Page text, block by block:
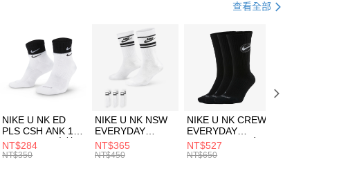
３．安心：先確認商品／服務後，再付款。
【「AFTEE先享後付」結帳流程】
１．於結帳方式選擇「AFTEE先享後付」後，將跳轉至「AFTEE先享後
付」結帳頁面，進行簡訊認證並確認金額後，即可完成結帳。
２．訂單成立數日內，您將收到繳費通知簡訊。
３．收到繳費通知簡訊後14天內，點擊此簡訊中的連結，可透過四大超商
／ATM／網路銀行／等多元方式進行付款，方視為交易完成。
※ 請注意：結帳手續完成當下不需立刻繳費，但若您需要取消訂單，請聯
絡購買商品的店家。未經商家同意取消之訂單仍視為有效，需透過AFTEE
先享後付繳納相關費用。
每筆NT$100，滿NT$1,500(含以上)免運費
每筆NT$100，滿NT$1,500(含以上)免運費
付款後門市自取
每筆NT$100，滿NT$1,500(含以上)免運費
促銷活動 今夏必備｜涼拖鞋7折起
查看全部
NIKE U NK ED
PLS CSH ANK 1P
144 DBL 男 中統
襪 DH4058104
NT$284
NT$350
NIKE U NK NSW
EVERYDAY
ESSENTIAL CR
男女 短統襪
NT$365
NT$450
NIKE U NK CREW
EVERYDAY
BBALL 3PR 男女
長統襪
NT$527
NT$650